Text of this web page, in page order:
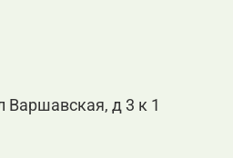
Варшавская, д 3 к 1